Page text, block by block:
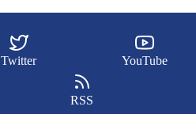
Twitter YouTube
RSS